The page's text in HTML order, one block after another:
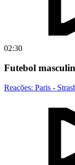
02:30
Futebol
Reações: Paris -